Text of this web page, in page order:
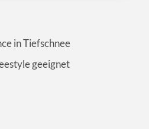
in Tiefschnee
geeignet